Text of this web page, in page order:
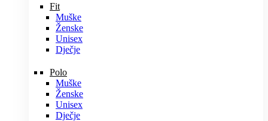
Fit
Muške
Ženske
Unisex
Dječje
Polo
Muške
Ženske
Unisex
Dječje